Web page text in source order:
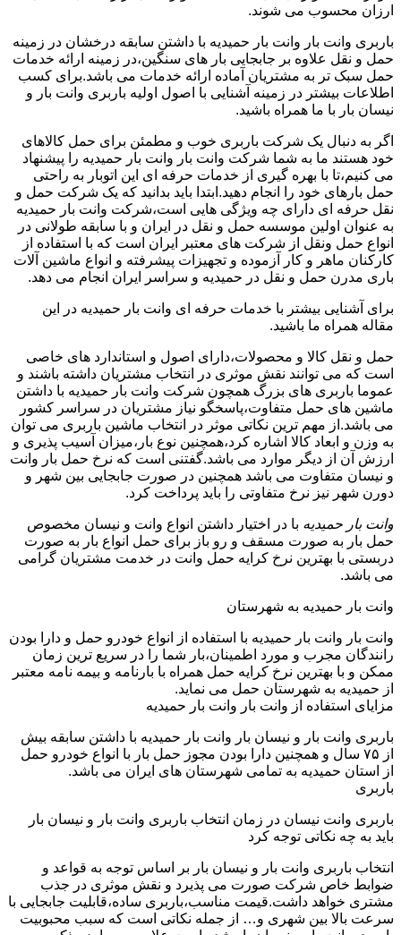
ارزان محسوب می شوند.
باربری وانت بار وانت بار حمیدیه با داشتن سابقه درخشان در زمینه
حمل و نقل علاوه بر جابجایی بار های سنگین،در زمینه ارائه خدمات
حمل سبک تر به مشتریان آماده ارائه خدمات می باشد.برای کسب
اطلاعات بیشتر در زمینه آشنایی با اصول اولیه باربری وانت بار و
نیسان بار با ما همراه باشید.
اگر به دنبال یک شرکت باربری خوب و مطمئن برای حمل کالاهای
خود هستند ما به شما شرکت وانت بار وانت بار حمیدیه را پیشنهاد
می کنیم،تا با بهره گیری از خدمات حرفه ای این اتوبار به راحتی
حمل بارهای خود را انجام دهید.ابتدا باید بدانید که یک شرکت حمل و
نقل حرفه ای دارای چه ویژگی هایی است،شرکت وانت بار حمیدیه
به عنوان اولین موسسه حمل و نقل در ایران و با سابقه طولانی در
انواع حمل ونقل از شرکت های معتبر ایران است که با استفاده از
کارکنان ماهر و کار آزموده و تجهیزات پیشرفته و انواع ماشین آلات
باری مدرن حمل و نقل در حمیدیه و سراسر ایران انجام می دهد.
برای آشنایی بیشتر با خدمات حرفه ای وانت بار حمیدیه در این
مقاله همراه ما باشید.
حمل و نقل کالا و محصولات،دارای اصول و استاندارد های خاصی
است که می توانند نقش موثری در انتخاب مشتریان داشته باشند و
عموما باربری های بزرگ همچون شرکت وانت بار حمیدیه با داشتن
ماشین های حمل متفاوت،پاسخگو نیاز مشتریان در سراسر کشور
می باشد.از مهم ترین نکاتی موثر در انتخاب ماشین باربری می توان
به وزن و ابعاد کالا اشاره کرد،همچنین نوع بار،میزان آسیب پذیری و
ارزش آن از دیگر موارد می باشد.گفتنی است که نرخ حمل بار وانت
و نیسان متفاوت می باشد همچنین در صورت جابجایی بین شهر و
دورن شهر نیز نرخ متفاوتی را باید پرداخت کرد.
وانت بار حمیدیه با در اختیار داشتن انواع وانت و نیسان مخصوص
حمل بار به صورت مسقف و رو باز برای حمل انواع بار به صورت
دربستی با بهترین نرخ کرایه حمل وانت در خدمت مشتریان گرامی
می باشد.
وانت بار حمیدیه به شهرستان
وانت بار وانت بار حمیدیه با استفاده از انواع خودرو حمل و دارا بودن
رانندگان مجرب و مورد اطمینان،بار شما را در سریع ترین زمان
ممکن و با بهترین نرخ کرایه حمل همراه با بارنامه و بیمه نامه معتبر
از حمیدیه به شهرستان حمل می نماید.
مزایای استفاده از وانت بار وانت بار حمیدیه
باربری وانت بار و نیسان بار وانت بار حمیدیه با داشتن سابقه بیش
از ۷۵ سال و همچنین دارا بودن مجوز حمل بار با انواع خودرو حمل
از استان حمیدیه به تمامی شهرستان های ایران می باشد.
باربری
باربری وانت نیسان در زمان انتخاب باربری وانت بار و نیسان بار
باید به چه نکاتی توجه کرد
انتخاب باربری وانت بار و نیسان بار بر اساس توجه به قواعد و
ضوابط خاص شرکت صورت می پذیرد و نقش موثری در جذب
مشتری خواهد داشت.قیمت مناسب،باربری ساده،قابلیت جابجایی با
سرعت بالا بین شهری و… از جمله نکاتی است که سبب محبوبیت